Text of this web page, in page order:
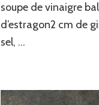
soupe de vinaigre
d’estragon2 cm de
sel, …